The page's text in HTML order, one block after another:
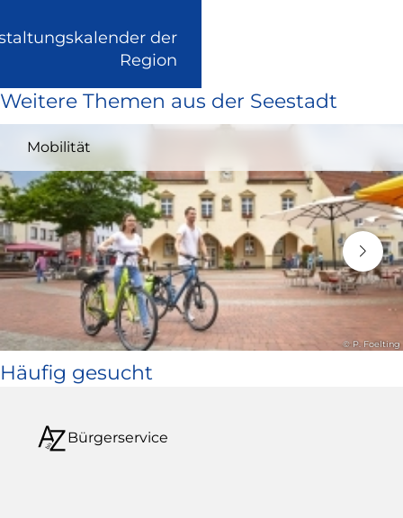
der
Region
extern
und
in
neuem
Fenster)
Weitere Themen aus der Seestadt
Mobilität
© P. Foelting
Häufig gesucht
Bürgerservice